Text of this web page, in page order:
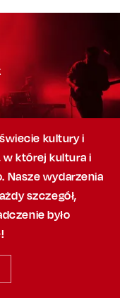
kultury i
w której kultura i
Nasze wydarzenia
szczegół,
było